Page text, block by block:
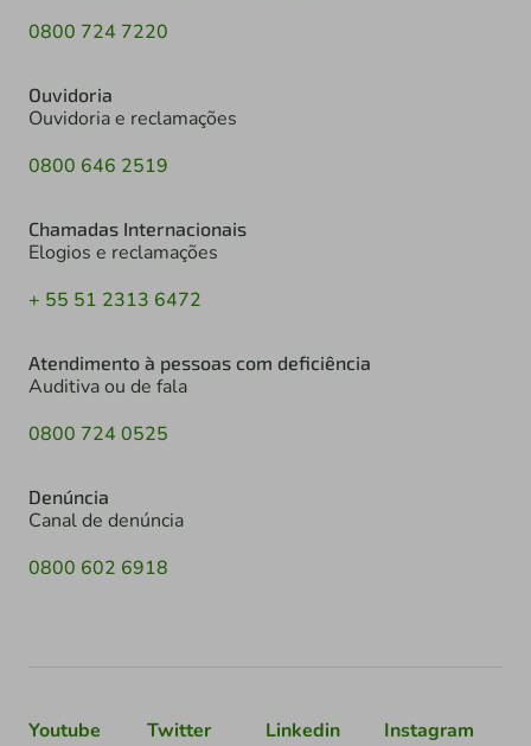
0800 724 7220
Ouvidoria
Ouvidoria e reclamações
0800 646 2519
Chamadas Internacionais
Elogios e reclamações
+ 55 51 2313 6472
Atendimento à pessoas com deficiência
Auditiva ou de fala
0800 724 0525
Denúncia
Canal de denúncia
0800 602 6918
Youtube Twitter Linkedin Instagram